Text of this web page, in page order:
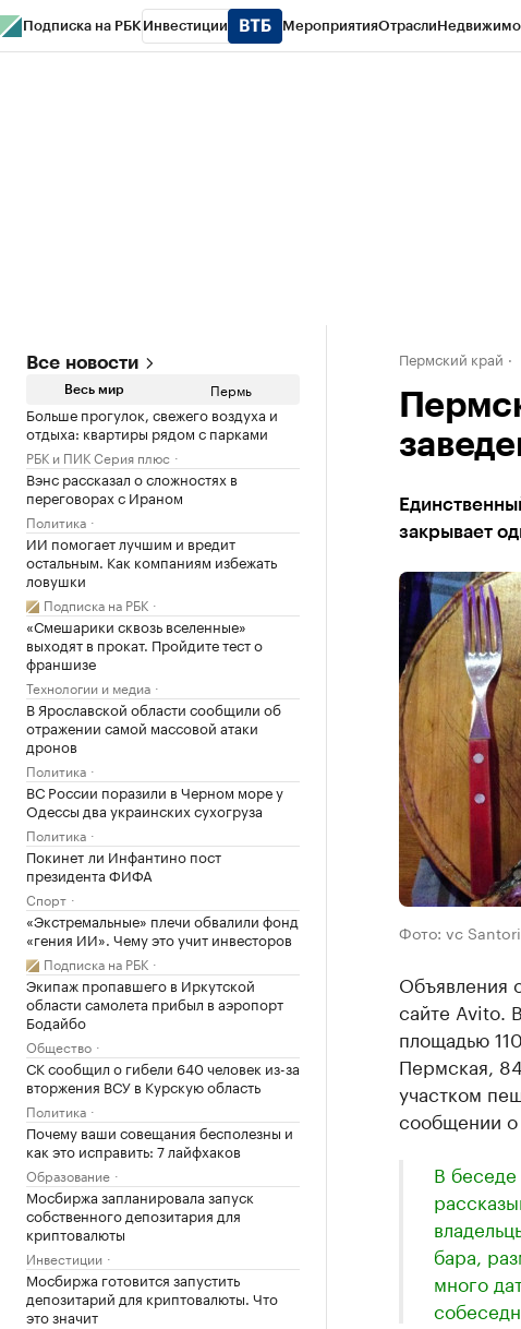
Подписка на РБК Инвестиции МероприятияОтрасли
Все новости
Весь мир Пермь
Больше прогулок, свежего воздуха и
отдыха: квартиры рядом с парками
РБК и ПИК Серия плюс
Вэнс рассказал о сложностях в
переговорах с Ираном
Политика
ИИ помогает лучшим и вредит
остальным. Как компаниям избежать
ловушки
Подписка на РБК
«Смешарики сквозь вселенные»
выходят в прокат. Пройдите тест о
франшизе
Технологии и медиа
В Ярославской области сообщили об
отражении самой массовой атаки
дронов
Политика
ВС России поразили в Черном море у
Одессы два украинских сухогруза
Политика
Покинет ли Инфантино пост
президента ФИФА
Спорт
«Экстремальные» плечи обвалили фонд
«гения ИИ». Чему это учит инвесторов
Подписка на РБК
Экипаж пропавшего в Иркутской
области самолета прибыл в аэропорт
Бодайбо
Общество
СК сообщил о гибели 640 человек из-за
вторжения ВСУ в Курскую область
Политика
Почему ваши совещания бесполезны и
как это исправить: 7 лайфхаков
Образование
Мосбиржа запланировала запуск
собственного депозитария для
криптовалюты
Инвестиции
Мосбиржа готовится запустить
депозитарий для криптовалюты. Что
это значит
Пермский край
закрывает
Фото: vc
Объявления
сайте Avito.
площадью
Пермская,
участком
сообщении о
В
бара,
много